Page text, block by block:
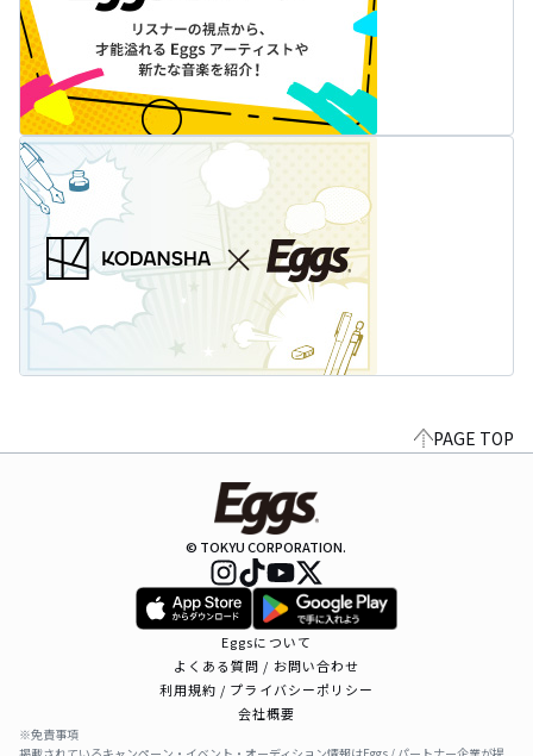
PAGE TOP
© TOKYU CORPORATION.
Eggsについて
よくある質問 / お問い合わせ
利用規約 / プライバシーポリシー
会社概要
※免責事項